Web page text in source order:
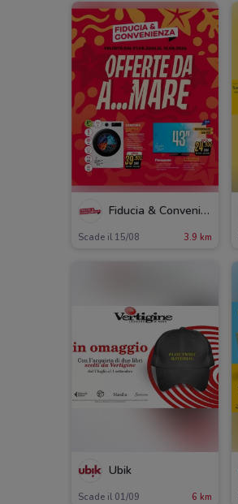
Fiducia & Convenienza
Scade il 15/08 3.9 km
Ubik
Scade il 01/09 6 km